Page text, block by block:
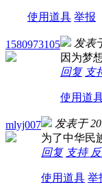
使用道具 举报
1580973105 发表
因为梦
回复 支
使用道
mlyj007 发表于
为了中华民
回复 支持
使用道具 举